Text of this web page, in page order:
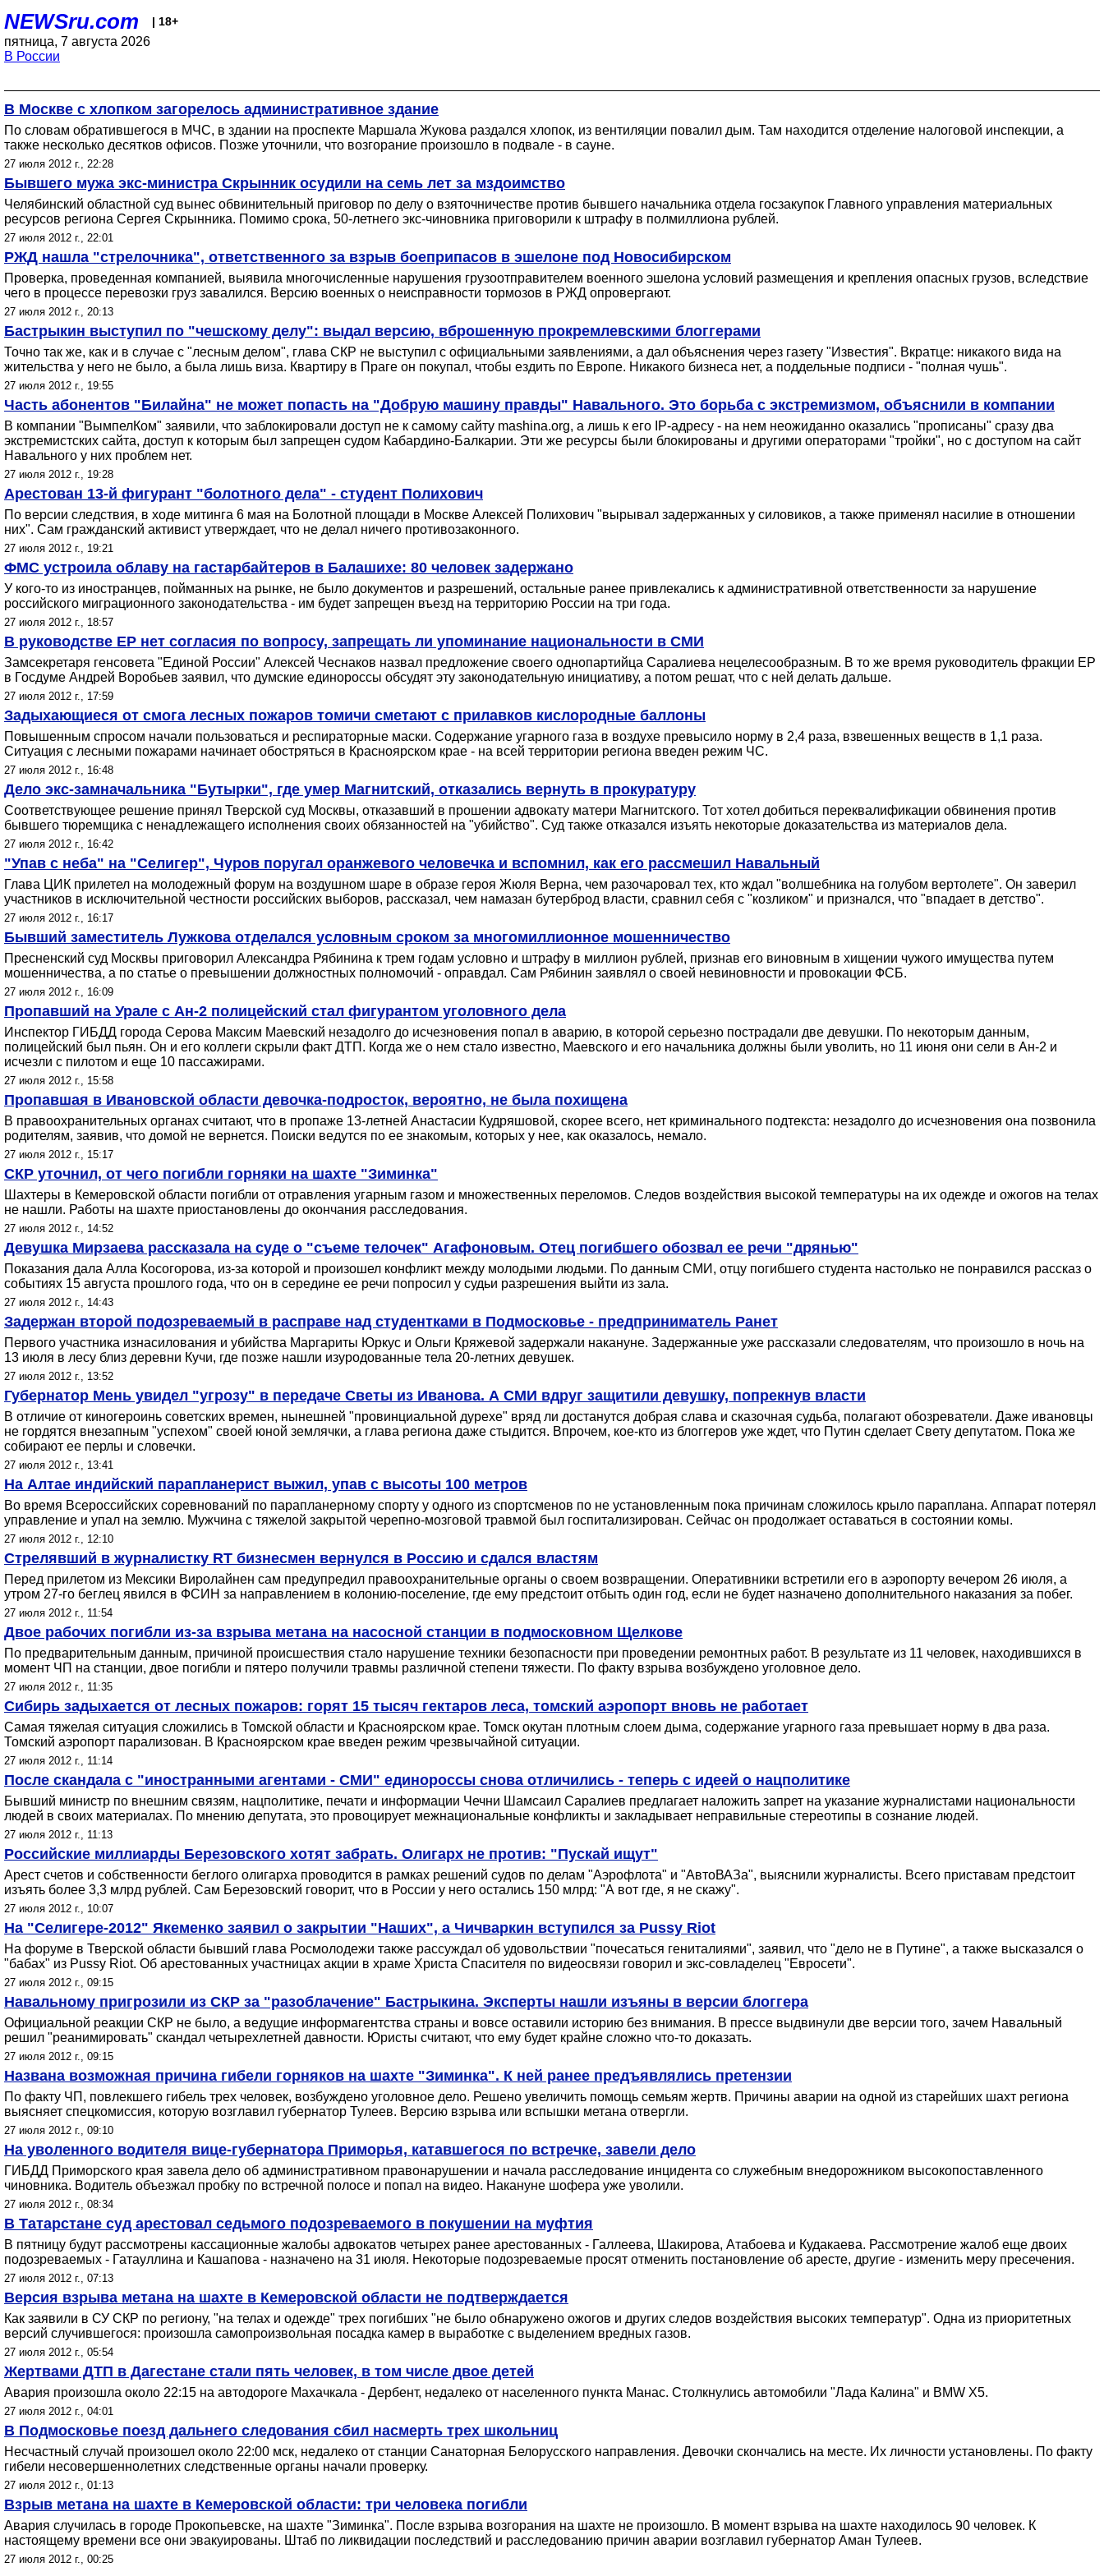
NEWSru.com | 18+
пятница, 7 августа 2026
В России
В Москве с хлопком загорелось административное здание
По словам обратившегося в МЧС, в здании на проспекте Маршала Жукова раздался хлопок, из вентиляции повалил дым. Там находится отделение налоговой инспекции, а
также несколько десятков офисов. Позже уточнили, что возгорание произошло в подвале - в сауне.
27 июля 2012 г., 22:28
Бывшего мужа экс-министра Скрынник осудили на семь лет за мздоимство
Челябинский областной суд вынес обвинительный приговор по делу о взяточничестве против бывшего начальника отдела госзакупок Главного управления материальных
ресурсов региона Сергея Скрынника. Помимо срока, 50-летнего экс-чиновника приговорили к штрафу в полмиллиона рублей.
27 июля 2012 г., 22:01
РЖД нашла "стрелочника", ответственного за взрыв боеприпасов в эшелоне под Новосибирском
Проверка, проведенная компанией, выявила многочисленные нарушения грузоотправителем военного эшелона условий размещения и крепления опасных грузов, вследствие
чего в процессе перевозки груз завалился. Версию военных о неисправности тормозов в РЖД опровергают.
27 июля 2012 г., 20:13
Бастрыкин выступил по "чешскому делу": выдал версию, вброшенную прокремлевскими блоггерами
Точно так же, как и в случае с "лесным делом", глава СКР не выступил с официальными заявлениями, а дал объяснения через газету "Известия". Вкратце: никакого вида на
жительства у него не было, а была лишь виза. Квартиру в Праге он покупал, чтобы ездить по Европе. Никакого бизнеса нет, а поддельные подписи - "полная чушь".
27 июля 2012 г., 19:55
Часть абонентов "Билайна" не может попасть на "Добрую машину правды" Навального. Это борьба с экстремизмом, объяснили в компании
В компании "ВымпелКом" заявили, что заблокировали доступ не к самому сайту mashina.org, а лишь к его IP-адресу - на нем неожиданно оказались "прописаны" сразу два
экстремистских сайта, доступ к которым был запрещен судом Кабардино-Балкарии. Эти же ресурсы были блокированы и другими операторами "тройки", но с доступом на сайт
Навального у них проблем нет.
27 июля 2012 г., 19:28
Арестован 13-й фигурант "болотного дела" - студент Полихович
По версии следствия, в ходе митинга 6 мая на Болотной площади в Москве Алексей Полихович "вырывал задержанных у силовиков, а также применял насилие в отношении
них". Сам гражданский активист утверждает, что не делал ничего противозаконного.
27 июля 2012 г., 19:21
ФМС устроила облаву на гастарбайтеров в Балашихе: 80 человек задержано
У кого-то из иностранцев, пойманных на рынке, не было документов и разрешений, остальные ранее привлекались к административной ответственности за нарушение
российского миграционного законодательства - им будет запрещен въезд на территорию России на три года.
27 июля 2012 г., 18:57
В руководстве ЕР нет согласия по вопросу, запрещать ли упоминание национальности в СМИ
Замсекретаря генсовета "Единой России" Алексей Чеснаков назвал предложение своего однопартийца Саралиева нецелесообразным. В то же время руководитель фракции ЕР
в Госдуме Андрей Воробьев заявил, что думские единороссы обсудят эту законодательную инициативу, а потом решат, что с ней делать дальше.
27 июля 2012 г., 17:59
Задыхающиеся от смога лесных пожаров томичи сметают с прилавков кислородные баллоны
Повышенным спросом начали пользоваться и респираторные маски. Содержание угарного газа в воздухе превысило норму в 2,4 раза, взвешенных веществ в 1,1 раза.
Ситуация с лесными пожарами начинает обостряться в Красноярском крае - на всей территории региона введен режим ЧС.
27 июля 2012 г., 16:48
Дело экс-замначальника "Бутырки", где умер Магнитский, отказались вернуть в прокуратуру
Соответствующее решение принял Тверской суд Москвы, отказавший в прошении адвокату матери Магнитского. Тот хотел добиться переквалификации обвинения против
бывшего тюремщика с ненадлежащего исполнения своих обязанностей на "убийство". Суд также отказался изъять некоторые доказательства из материалов дела.
27 июля 2012 г., 16:42
"Упав с неба" на "Селигер", Чуров поругал оранжевого человечка и вспомнил, как его рассмешил Навальный
Глава ЦИК прилетел на молодежный форум на воздушном шаре в образе героя Жюля Верна, чем разочаровал тех, кто ждал "волшебника на голубом вертолете". Он заверил
участников в исключительной честности российских выборов, рассказал, чем намазан бутерброд власти, сравнил себя с "козликом" и признался, что "впадает в детство".
27 июля 2012 г., 16:17
Бывший заместитель Лужкова отделался условным сроком за многомиллионное мошенничество
Пресненский суд Москвы приговорил Александра Рябинина к трем годам условно и штрафу в миллион рублей, признав его виновным в хищении чужого имущества путем
мошенничества, а по статье о превышении должностных полномочий - оправдал. Сам Рябинин заявлял о своей невиновности и провокации ФСБ.
27 июля 2012 г., 16:09
Пропавший на Урале с Ан-2 полицейский стал фигурантом уголовного дела
Инспектор ГИБДД города Серова Максим Маевский незадолго до исчезновения попал в аварию, в которой серьезно пострадали две девушки. По некоторым данным,
полицейский был пьян. Он и его коллеги скрыли факт ДТП. Когда же о нем стало известно, Маевского и его начальника должны были уволить, но 11 июня они сели в Ан-2 и
исчезли с пилотом и еще 10 пассажирами.
27 июля 2012 г., 15:58
Пропавшая в Ивановской области девочка-подросток, вероятно, не была похищена
В правоохранительных органах считают, что в пропаже 13-летней Анастасии Кудряшовой, скорее всего, нет криминального подтекста: незадолго до исчезновения она позвонила
родителям, заявив, что домой не вернется. Поиски ведутся по ее знакомым, которых у нее, как оказалось, немало.
27 июля 2012 г., 15:17
СКР уточнил, от чего погибли горняки на шахте "Зиминка"
Шахтеры в Кемеровской области погибли от отравления угарным газом и множественных переломов. Следов воздействия высокой температуры на их одежде и ожогов на телах
не нашли. Работы на шахте приостановлены до окончания расследования.
27 июля 2012 г., 14:52
Девушка Мирзаева рассказала на суде о "съеме телочек" Агафоновым. Отец погибшего обозвал ее речи "дрянью"
Показания дала Алла Косогорова, из-за которой и произошел конфликт между молодыми людьми. По данным СМИ, отцу погибшего студента настолько не понравился рассказ о
событиях 15 августа прошлого года, что он в середине ее речи попросил у судьи разрешения выйти из зала.
27 июля 2012 г., 14:43
Задержан второй подозреваемый в расправе над студентками в Подмосковье - предприниматель Ранет
Первого участника изнасилования и убийства Маргариты Юркус и Ольги Кряжевой задержали накануне. Задержанные уже рассказали следователям, что произошло в ночь на
13 июля в лесу близ деревни Кучи, где позже нашли изуродованные тела 20-летних девушек.
27 июля 2012 г., 13:52
Губернатор Мень увидел "угрозу" в передаче Светы из Иванова. А СМИ вдруг защитили девушку, попрекнув власти
В отличие от киногероинь советских времен, нынешней "провинциальной дурехе" вряд ли достанутся добрая слава и сказочная судьба, полагают обозреватели. Даже ивановцы
не гордятся внезапным "успехом" своей юной землячки, а глава региона даже стыдится. Впрочем, кое-кто из блоггеров уже ждет, что Путин сделает Свету депутатом. Пока же
собирают ее перлы и словечки.
27 июля 2012 г., 13:41
На Алтае индийский парапланерист выжил, упав с высоты 100 метров
Во время Всероссийских соревнований по парапланерному спорту у одного из спортсменов по не установленным пока причинам сложилось крыло параплана. Аппарат потерял
управление и упал на землю. Мужчина с тяжелой закрытой черепно-мозговой травмой был госпитализирован. Сейчас он продолжает оставаться в состоянии комы.
27 июля 2012 г., 12:10
Стрелявший в журналистку RT бизнесмен вернулся в Россию и сдался властям
Перед прилетом из Мексики Виролайнен сам предупредил правоохранительные органы о своем возвращении. Оперативники встретили его в аэропорту вечером 26 июля, а
утром 27-го беглец явился в ФСИН за направлением в колонию-поселение, где ему предстоит отбыть один год, если не будет назначено дополнительного наказания за побег.
27 июля 2012 г., 11:54
Двое рабочих погибли из-за взрыва метана на насосной станции в подмосковном Щелкове
По предварительным данным, причиной происшествия стало нарушение техники безопасности при проведении ремонтных работ. В результате из 11 человек, находившихся в
момент ЧП на станции, двое погибли и пятеро получили травмы различной степени тяжести. По факту взрыва возбуждено уголовное дело.
27 июля 2012 г., 11:35
Сибирь задыхается от лесных пожаров: горят 15 тысяч гектаров леса, томский аэропорт вновь не работает
Самая тяжелая ситуация сложились в Томской области и Красноярском крае. Томск окутан плотным слоем дыма, содержание угарного газа превышает норму в два раза.
Томский аэропорт парализован. В Красноярском крае введен режим чрезвычайной ситуации.
27 июля 2012 г., 11:14
После скандала с "иностранными агентами - СМИ" единороссы снова отличились - теперь с идеей о нацполитике
Бывший министр по внешним связям, нацполитике, печати и информации Чечни Шамсаил Саралиев предлагает наложить запрет на указание журналистами национальности
людей в своих материалах. По мнению депутата, это провоцирует межнациональные конфликты и закладывает неправильные стереотипы в сознание людей.
27 июля 2012 г., 11:13
Российские миллиарды Березовского хотят забрать. Олигарх не против: "Пускай ищут"
Арест счетов и собственности беглого олигарха проводится в рамках решений судов по делам "Аэрофлота" и "АвтоВАЗа", выяснили журналисты. Всего приставам предстоит
изъять более 3,3 млрд рублей. Сам Березовский говорит, что в России у него остались 150 млрд: "А вот где, я не скажу".
27 июля 2012 г., 10:07
На "Селигере-2012" Якеменко заявил о закрытии "Наших", а Чичваркин вступился за Pussy Riot
На форуме в Тверской области бывший глава Росмолодежи также рассуждал об удовольствии "почесаться гениталиями", заявил, что "дело не в Путине", а также высказался о
"бабах" из Pussy Riot. Об арестованных участницах акции в храме Христа Спасителя по видеосвязи говорил и экс-совладелец "Евросети".
27 июля 2012 г., 09:15
Навальному пригрозили из СКР за "разоблачение" Бастрыкина. Эксперты нашли изъяны в версии блоггера
Официальной реакции СКР не было, а ведущие информагентства страны и вовсе оставили историю без внимания. В прессе выдвинули две версии того, зачем Навальный
решил "реанимировать" скандал четырехлетней давности. Юристы считают, что ему будет крайне сложно что-то доказать.
27 июля 2012 г., 09:15
Названа возможная причина гибели горняков на шахте "Зиминка". К ней ранее предъявлялись претензии
По факту ЧП, повлекшего гибель трех человек, возбуждено уголовное дело. Решено увеличить помощь семьям жертв. Причины аварии на одной из старейших шахт региона
выясняет спецкомиссия, которую возглавил губернатор Тулеев. Версию взрыва или вспышки метана отвергли.
27 июля 2012 г., 09:10
На уволенного водителя вице-губернатора Приморья, катавшегося по встречке, завели дело
ГИБДД Приморского края завела дело об административном правонарушении и начала расследование инцидента со служебным внедорожником высокопоставленного
чиновника. Водитель объезжал пробку по встречной полосе и попал на видео. Накануне шофера уже уволили.
27 июля 2012 г., 08:34
В Татарстане суд арестовал седьмого подозреваемого в покушении на муфтия
В пятницу будут рассмотрены кассационные жалобы адвокатов четырех ранее арестованных - Галлеева, Шакирова, Атабоева и Кудакаева. Рассмотрение жалоб еще двоих
подозреваемых - Гатауллина и Кашапова - назначено на 31 июля. Некоторые подозреваемые просят отменить постановление об аресте, другие - изменить меру пресечения.
27 июля 2012 г., 07:13
Версия взрыва метана на шахте в Кемеровской области не подтверждается
Как заявили в СУ СКР по региону, "на телах и одежде" трех погибших "не было обнаружено ожогов и других следов воздействия высоких температур". Одна из приоритетных
версий случившегося: произошла самопроизвольная посадка камер в выработке с выделением вредных газов.
27 июля 2012 г., 05:54
Жертвами ДТП в Дагестане стали пять человек, в том числе двое детей
Авария произошла около 22:15 на автодороге Махачкала - Дербент, недалеко от населенного пункта Манас. Столкнулись автомобили "Лада Калина" и BMW X5.
27 июля 2012 г., 04:01
В Подмосковье поезд дальнего следования сбил насмерть трех школьниц
Несчастный случай произошел около 22:00 мск, недалеко от станции Санаторная Белорусского направления. Девочки скончались на месте. Их личности установлены. По факту
гибели несовершеннолетних следственные органы начали проверку.
27 июля 2012 г., 01:13
Взрыв метана на шахте в Кемеровской области: три человека погибли
Авария случилась в городе Прокопьевске, на шахте "Зиминка". После взрыва возгорания на шахте не произошло. В момент взрыва на шахте находилось 90 человек. К
настоящему времени все они эвакуированы. Штаб по ликвидации последствий и расследованию причин аварии возглавил губернатор Аман Тулеев.
27 июля 2012 г., 00:25